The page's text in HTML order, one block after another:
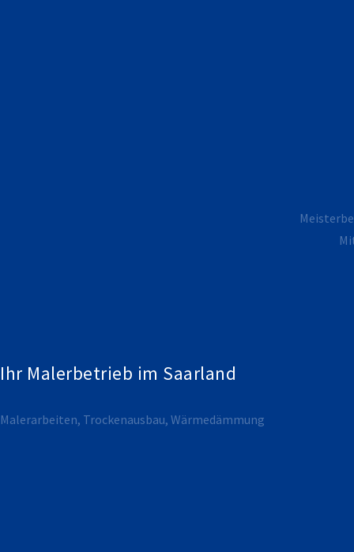
Ihr Malerbetrieb im Saarland
Malerarbeiten, Trockenausbau, Wärmedämmung